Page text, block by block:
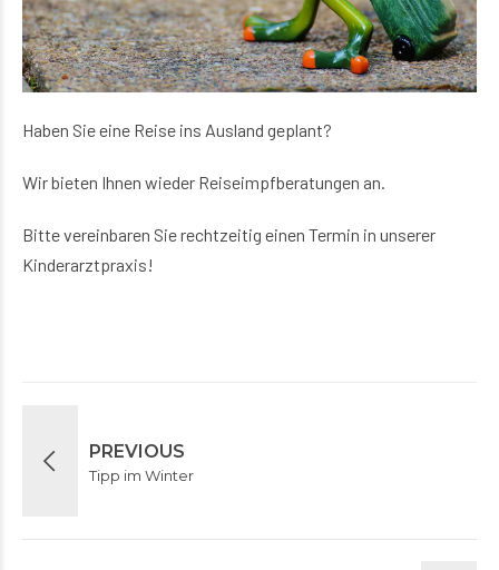
Haben Sie eine Reise ins Ausland geplant?
Wir bieten Ihnen wieder Reiseimpfberatungen an.
Bitte vereinbaren Sie rechtzeitig einen Termin in unserer
Kinderarztpraxis!
PREVIOUS
Tipp im Winter